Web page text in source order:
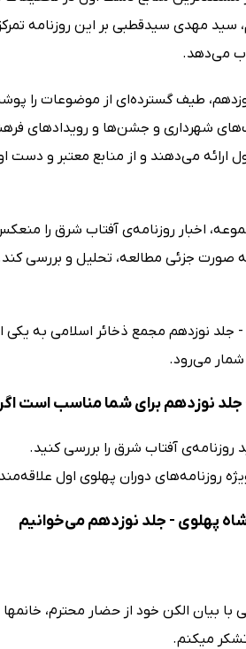
طیف گسترده‌ای از موضوعات را
شهرداری و جشن‌ها و رویدادهای
ارائه می‌دهند و از منابع معتبر و دست
اخبار روزنامه‌ی آفتاب شرق را منعکس
صورت جزئی مطالعه، تحلیل و بررسی
جلد نوزدهم مجمع ذخائر اسلامی به یکی
می‌رود.
جلد نوزدهم برای شما مناسب است اگر
روزنامه‌ی آفتاب شرق را بررسی کنید.
روزنامه‌های دوران پهلوی اول
پهلوی - جلد نوزدهم می‌خوانیم
الکن خود از حضار محترم،
میکنم.